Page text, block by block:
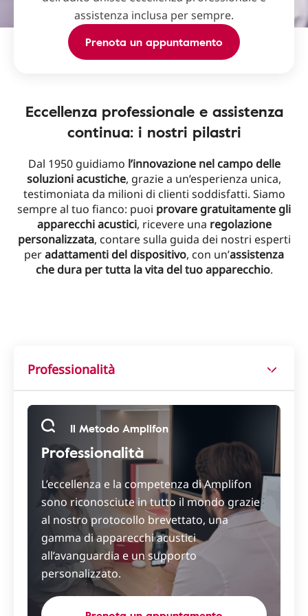
assistenza inclusa per sempre.
Prenota un appuntamento
Eccellenza professionale e assistenza
continua: i nostri pilastri
Dal 1950 guidiamo l’innovazione nel campo delle
soluzioni acustiche, grazie a un’esperienza unica,
testimoniata da milioni di clienti soddisfatti. Siamo
sempre al tuo fianco: puoi provare gratuitamente gli
apparecchi acustici, ricevere una regolazione
personalizzata, contare sulla guida dei nostri esperti
peradattamenti del dispositivo, con un’assistenza
che dura per tutta la vita del tuo apparecchio.
Professionalità
Il Metodo Amplifon
Professionalità
L’eccellenza e la competenza di Amplifon
sono riconosciute in tutto il mondo grazie
al nostro protocollo brevettato, una
gamma di apparecchi acustici
all’avanguardia e un supporto
personalizzato.